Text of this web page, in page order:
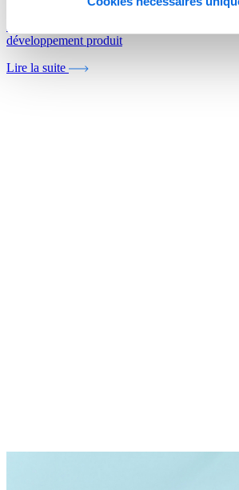
développement produit
Lire la suite